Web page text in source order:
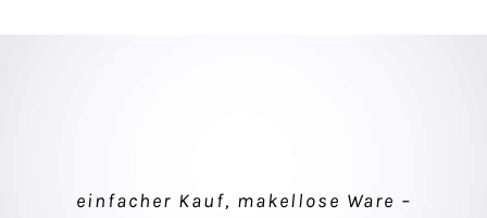
einfacher Kauf, makellose Ware –
Verkäufer sehr nett, schnelle